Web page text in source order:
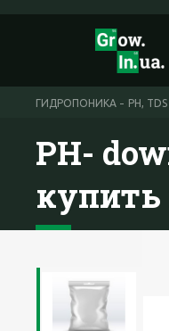
ГИДРОПОНИКА PH, TDS
PH-
купить